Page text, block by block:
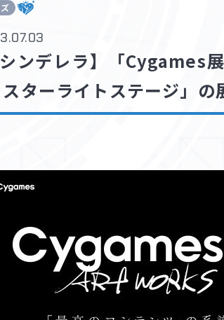
シンデレラ】「
ターライトステージ」の